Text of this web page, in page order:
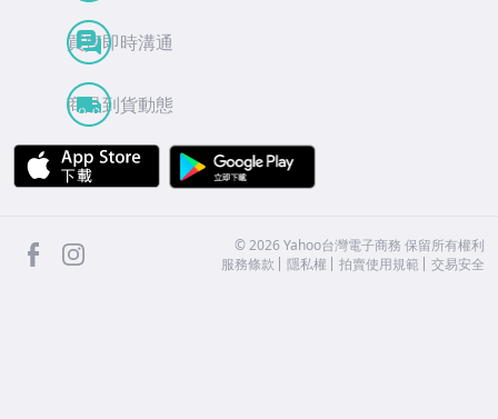
買賣即時溝通
商品到貨動態
APP Store
facebook ©2026 Yahoo台灣電子商務 保留所有權利
服務條款
隱私權 拍賣使用規範 交易安全